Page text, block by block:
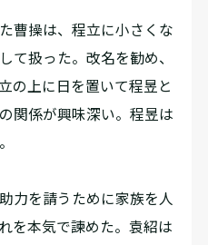
曹操は、程立に小さくな
て扱った。改名を勧め、
の上に日を置いて程昱と
関係が興味深い。程昱は
力を請うために家族を人
を本気で諫めた。袁紹は